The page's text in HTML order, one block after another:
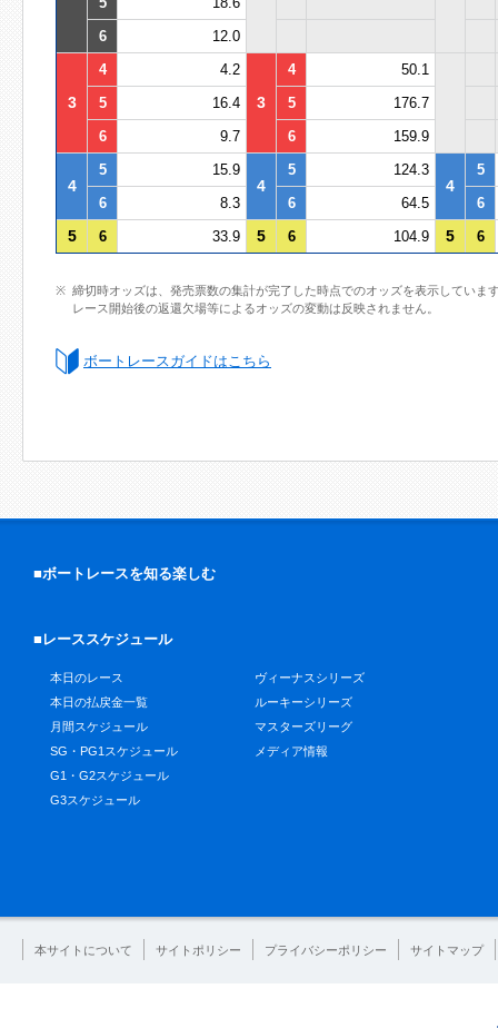
6
12.0
3
4 4.2
3
4
50.1
5
16.4 5
176.7
6
9.7 6 159.9
4
5 15.9
4
5 124.3
4
5
6
8.3 6 64.5 6
5 6 33.9 5 6 104.9 5 6
締切時オッズは、発売票数の集計が完了した時点でのオッズを表示していま
レース開始後の返還欠場等によるオッズの変動は反映されません。
ボートレースガイドはこちら
■ボートレースを知る楽しむ
■レーススケジュール
本日のレース
本日の払戻金一覧
月間スケジュール
SG・PG1スケジュール
G1・G2スケジュール
G3スケジュール
ヴィーナスシリーズ
ルーキーシリーズ
マスターズリーグ
メディア情報
本サイトについて サイトポリシー プライバシーポリシー サイトマップ